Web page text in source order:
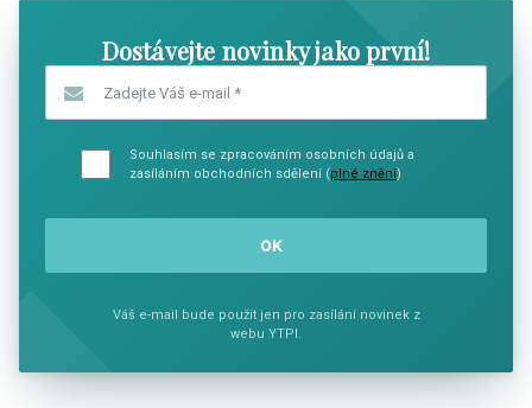
Dostávejte novinky jako první!
Souhlasím se zpracováním osobních údajů a
zasíláním obchodních sdělení (plné znění)
Váš e-mail bude použit jen pro zasílání novinek z
webu YTPI.